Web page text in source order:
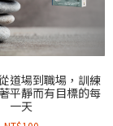
道場到職場，訓練
平靜而有目標的每
一天